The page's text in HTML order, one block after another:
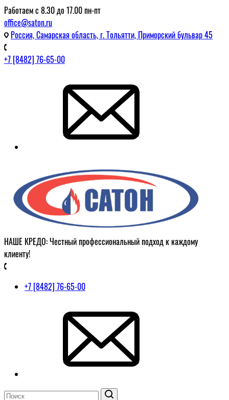
Работаем с 8.30 до 17.00 пн-пт
office@saton.ru
Россия, Самарская область, г. Тольятти, Приморский бульвар 45
+7 [8482] 76-65-00
НАШЕ КРЕДО: Честный профессиональный подход к каждому
клиенту!
+7 [8482] 76-65-00